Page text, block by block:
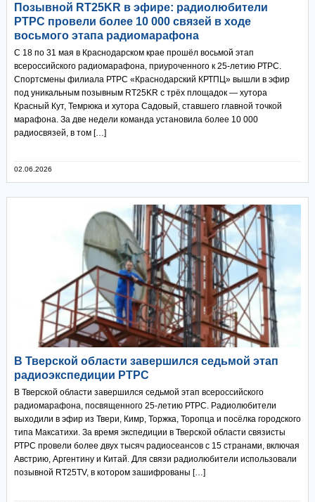
Позывной RT25KR в эфире: радиолюбители
РТРС провели более 10 000 связей в ходе
восьмого этапа радиомарафона
С 18 по 31 мая в Краснодарском крае прошёл восьмой этап
всероссийского радиомарафона, приуроченного к 25-летию РТРС.
Спортсмены филиала РТРС «Краснодарский КРТПЦ» вышли в эфир
под уникальным позывным RT25KR с трёх площадок — хутора
Красный Кут, Темрюка и хутора Садовый, ставшего главной точкой
марафона. За две недели команда установила более 10 000
радиосвязей, в том […]
02.06.2026
В Тверской области завершился седьмой этап
радиоэкспедиции РТРС
В Тверской области завершился седьмой этап всероссийского
радиомарафона, посвященного 25-летию РТРС. Радиолюбители
выходили в эфир из Твери, Кимр, Торжка, Торопца и посёлка городского
типа Максатихи. За время экспедиции в Тверской области связисты
РТРС провели более двух тысяч радиосеансов с 15 странами, включая
Австрию, Аргентину и Китай. Для связи радиолюбители использовали
позывной RT25TV, в котором зашифрованы […]